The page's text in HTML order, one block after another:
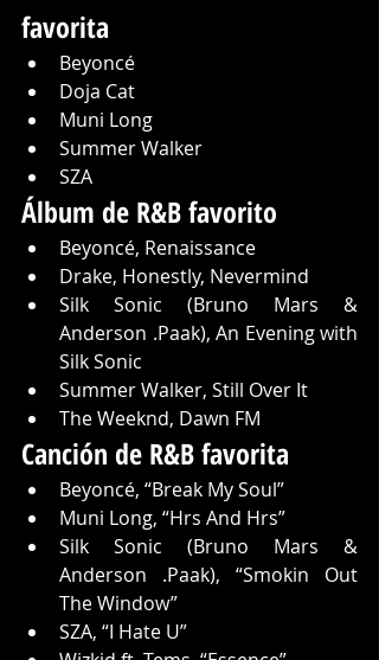
favorita
Beyoncé
Doja Cat
Muni Long
Summer Walker
SZA
Álbum de R&B favorito
Beyoncé, Renaissance
Drake, Honestly, Nevermind
Silk Sonic (Bruno Mars &
Anderson .Paak), An Evening with
Silk Sonic
Summer Walker, Still Over It
The Weeknd, Dawn FM
Canción de R&B favorita
Beyoncé, “Break My Soul”
Muni Long, “Hrs And Hrs”
Silk Sonic (Bruno Mars &
Anderson .Paak), “Smokin Out
The Window”
SZA, “I Hate U”